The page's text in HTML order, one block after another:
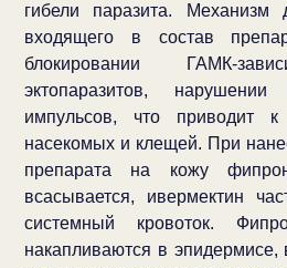
гибели паразита. Механизм
входящего в состав
блокировании ГАМК-
эктопаразитов,
импульсов, что приводит
насекомых и клещей. При
препарата на кожу
всасывается, ивермектин
системный кровоток.
накапливаются в эпидермисе,